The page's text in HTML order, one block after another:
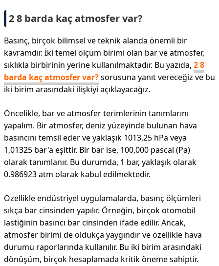
2 8 barda kaç atmosfer var?
Basınç, birçok bilimsel ve teknik alanda önemli bir
kavramdır. İki temel ölçüm birimi olan bar ve atmosfer,
sıklıkla birbirinin yerine kullanılmaktadır. Bu yazıda, 2 8
barda kaç atmosfer var?sorusuna yanıt vereceğiz ve bu
iki birim arasındaki ilişkiyi açıklayacağız.
Öncelikle, bar ve atmosfer terimlerinin tanımlarını
yapalım. Bir atmosfer, deniz yüzeyinde bulunan hava
basıncını temsil eder ve yaklaşık 1013,25 hPa veya
1,01325 bar'a eşittir. Bir bar ise, 100,000 pascal (Pa)
olarak tanımlanır. Bu durumda, 1 bar, yaklaşık olarak
0.986923 atm olarak kabul edilmektedir.
Özellikle endüstriyel uygulamalarda, basınç ölçümleri
sıkça bar cinsinden yapılır. Örneğin, birçok otomobil
lastiğinin basıncı bar cinsinden ifade edilir. Ancak,
atmosfer birimi de oldukça yaygındır ve özellikle hava
durumu raporlarında kullanılır. Bu iki birim arasındaki
dönüşüm, birçok hesaplamada kritik öneme sahiptir.